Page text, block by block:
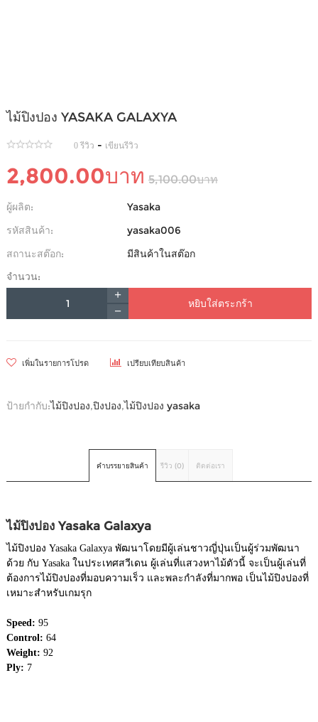
ไม้ปิงปอง YASAKA GALAXYA
0 รีวิว - เขียนรีวิว
2,800.00บาท 5,100.00บาท
ผู้ผลิต:
Yasaka
รหัสสินค้า:
yasaka006
สถานะสต๊อก:
มีสินค้าในสต๊อก
จำนวน:
หยิบใส่ตระกร้า
เพิ่มในรายการโปรด เปรียบเทียบสินค้า
ป้ายกำกับ:ไม้ปิงปอง,ปิงปอง,ไม้ปิงปอง yasaka
คำบรรยายสินค้า รีวิว (0) ติดต่อเรา
ไม้ปิงปอง Yasaka Galaxya
ไม้ปิงปอง Yasaka Galaxya พัฒนาโดยมีผู้เล่นชาวญี่ปุ่นเป็นผู้ร่วมพัฒนา
ด้วย กับ Yasaka ในประเทศสวีเดน ผู้เล่นที่แสวงหาไม้ตัวนี้ จะเป็นผู้เล่นที่
ต้องการไม้ปิงปองที่มอบความเร็ว และพละกำลังที่มากพอ เป็นไม้ปิงปองที่
เหมาะสำหรับเกมรุก
Speed: 95
Control: 64
Weight: 92
Ply: 7